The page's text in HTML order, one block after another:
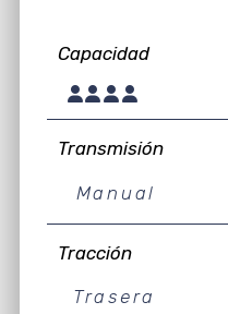
Capacidad
Transmisión
Manual
Tracción
Trasera